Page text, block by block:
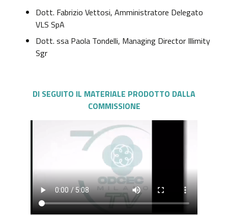
Dott. Fabrizio Vettosi, Amministratore Delegato
VLS SpA
Dott. ssa Paola Tondelli, Managing Director Illimity
Sgr
DI SEGUITO IL MATERIALE PRODOTTO DALLA
COMMISSIONE